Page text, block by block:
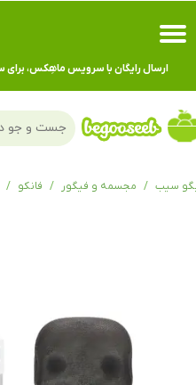
حساب کاربری من
تغییر گذر واژه
سفارشات
ارسال رایگان با سرویس ماهِکس، برای سفارشات
سیب مجسمه و فیگور فانکو